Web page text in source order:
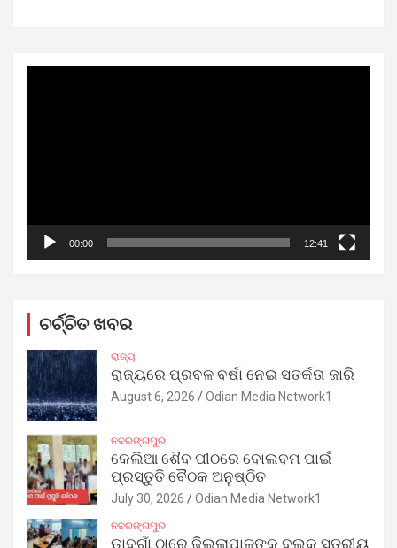
00:00 12:41
ଚର୍ଚ୍ଚିତ ଖବର
ରାଜ୍ୟ
ରାଜ୍ୟରେ ପ୍ରବଳ ବର୍ଷା ନେଇ ସତର୍କତା ଜାରି
August 6, 2026 Odian Media Network1
ନବରଙ୍ଗପୁର
କେଲିଆ ଶୈବ ପୀଠରେ ବୋଲବମ ପାଇଁ
ପ୍ରସ୍ତୁତି ବୈଠକ ଅନୁଷ୍ଠିତ
July 30, 2026 Odian Media Network1
ନବରଙ୍ଗପୁର
ଡାବୁଗାଁ ଠାରେ ଜିଲ୍ଲାପାଳଙ୍କ ବ୍ଲକ ସ୍ତରୀୟ